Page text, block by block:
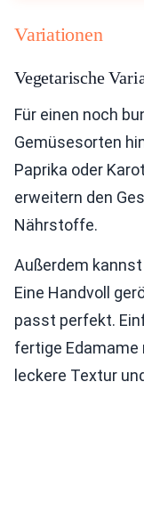
Variationen
Vegetarische
Für einen noch
Gemüsesorten
Paprika oder
erweitern den
Nährstoffe.
Außerdem
Eine Handvoll
passt perfekt.
fertige Edamame
leckere Textur